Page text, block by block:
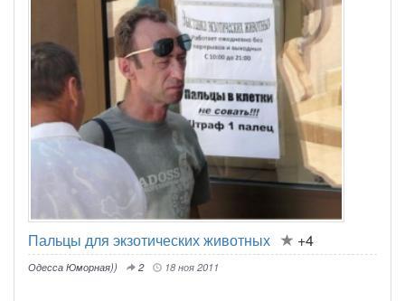
Пальцы для экзотических животных +4
Одесса Юморная)) 2 18 ноя 2011